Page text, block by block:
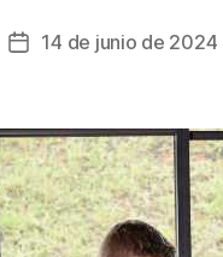
Fecha
entrada
14 de junio de 2024